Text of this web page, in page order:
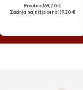
Prvotno: 169,00 €
Zadnja najnižja cena119,20 €